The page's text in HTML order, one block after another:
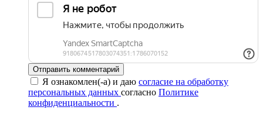
Отправить комментарий
Я ознакомлен(-а) и даю согласие на обработку
персональных данных согласно Политике
конфиденциальности .